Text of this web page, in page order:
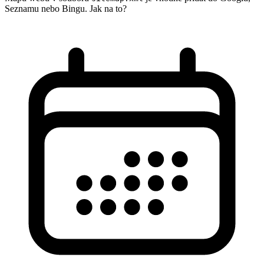
Seznamu nebo Bingu. Jak na to?